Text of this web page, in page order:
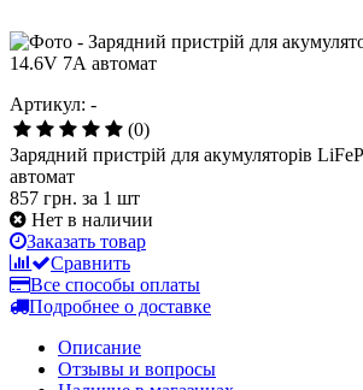
Артикул: -
(0)
Зарядний пристрій для акумуляторів
автомат
857 грн. за 1 шт
Нет в наличии
Заказать товар
Сравнить
Все способы оплаты
Подробнее о доставке
Описание
Отзывы и вопросы